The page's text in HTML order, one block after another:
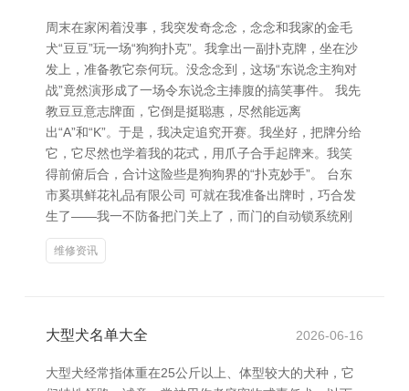
周末在家闲着没事，我突发奇念念，念念和我家的金毛
犬“豆豆”玩一场“狗狗扑克”。我拿出一副扑克牌，坐在沙
发上，准备教它奈何玩。没念念到，这场“东说念主狗对
战”竟然演形成了一场令东说念主捧腹的搞笑事件。 我先
教豆豆意志牌面，它倒是挺聪惠，尽然能远离
出“A”和“K”。于是，我决定追究开赛。我坐好，把牌分给
它，它尽然也学着我的花式，用爪子合手起牌来。我笑
得前俯后合，合计这险些是狗狗界的“扑克妙手”。 台东
市奚琪鲜花礼品有限公司 可就在我准备出牌时，巧合发
生了——我一不防备把门关上了，而门的自动锁系统刚
维修资讯
大型犬名单大全 2026-06-16
大型犬经常指体重在25公斤以上、体型较大的犬种，它